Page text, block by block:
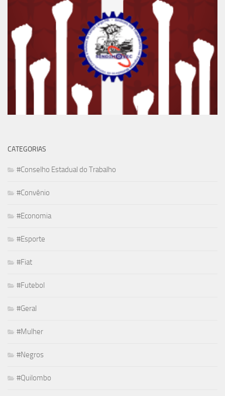
CATEGORIAS
#Conselho Estadual do Trabalho
#Convênio
#Economia
#Esporte
#Fiat
#Futebol
#Geral
#Mulher
#Negros
#Quilombo